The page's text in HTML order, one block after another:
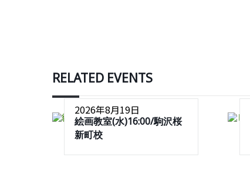
RELATED EVENTS
2026年8月19日
絵画教室(水)16:00/駒沢桜
新町校